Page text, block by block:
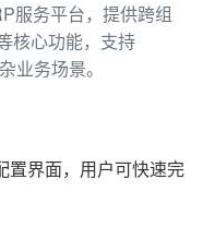
服务平台，提供跨组
核心功能，支持
业务场景。
置界面，用户可快速完